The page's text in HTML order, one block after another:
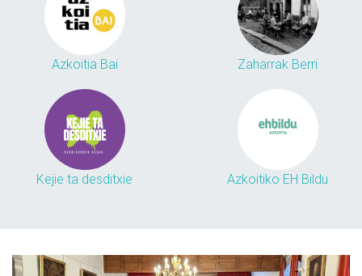
Azkoitia Bai Zaharrak Berri
Kejie ta desditxie Azkoitiko EH Bildu